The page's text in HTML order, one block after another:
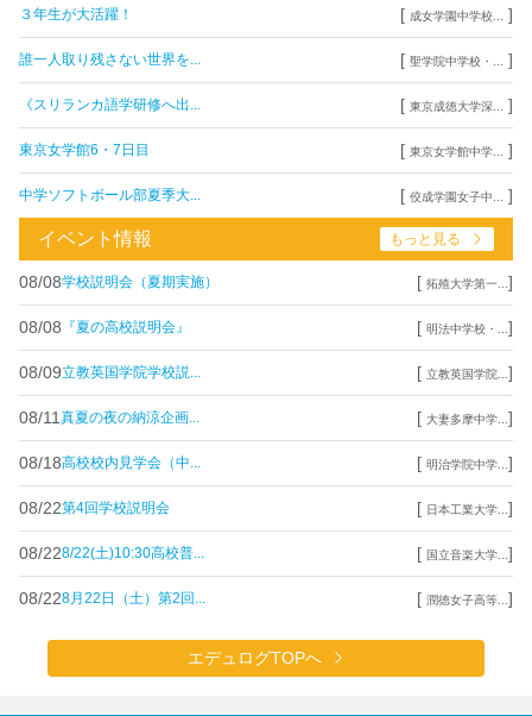
３年生が大活躍！ [ 成女学園中学校... ]
誰一人取り残さない世界を... [ 聖学院中学校・... ]
《スリランカ語学研修へ出... [ 東京成徳大学深... ]
東京女学館6・7日目 [ 東京女学館中学... ]
中学ソフトボール部夏季大... [ 佼成学園女子中... ]
イベント情報 もっと見る
08/08学校説明会（夏期実施） [ 拓殖大学第一... ]
08/08 『夏の高校説明会』 [ 明法中学校・... ]
08/09立教英国学院学校説... [ 立教英国学院... ]
08/11 真夏の夜の納涼企画... [ 大妻多摩中学... ]
08/18高校校内見学会（中... [ 明治学院中学... ]
08/22第4回学校説明会 [ 日本工業大学... ]
08/228/22(土)10:30高校普... [ 国立音楽大学... ]
08/228月22日（土）第2回... [ 潤徳女子高等... ]
エデュログTOPへ